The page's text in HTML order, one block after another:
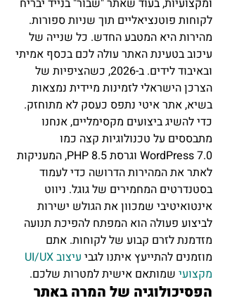
ומקצועיות, בעוד שאתר "שבור" בנייד יבריח
לקוחות פוטנציאליים תוך שניות ספורות.
מהירות היא המטבע החדש. כל שנייה של
עיכוב בטעינת האתר עולה לכם בכסף אמיתי
ובאיבוד לידים. ב-2026, כשהציפיות של
הצרכן הישראלי לזמינות מיידית נמצאות
בשיא, אתר איטי נתפס כעסק לא מתוחזק.
כדי להשיג ביצועים מקסימליים, אנחנו
מתבססים על טכנולוגיות קצה כמו
WordPress 7.0 וגרסת PHP 8.5, המעניקות
לאתר את המהירות הדרושה כדי לעמוד
בסטנדרטים המחמירים של גוגל. ניווט
אינטואיטיבי שמכוון את הגולש ישירות
לביצוע פעולה הוא המפתח להפיכת תנועה
מזדמנת לזרם קבוע של לקוחות. אתם
מוזמנים להתייעץ איתנו לגבי
מקצועי שמותאם אישית למטרות שלכם.
הפסיכולוגיה של המרה באתר